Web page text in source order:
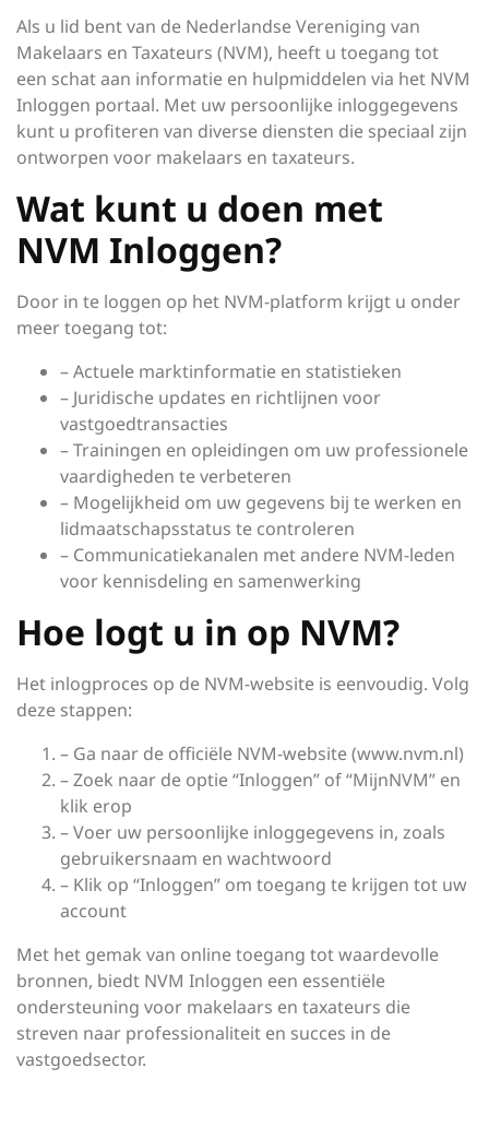
Als u lid bent van de Nederlandse Vereniging van
Makelaars en Taxateurs (NVM), heeft u toegang tot
een schat aan informatie en hulpmiddelen via het NVM
Inloggen portaal. Met uw persoonlijke inloggegevens
kunt u profiteren van diverse diensten die speciaal zijn
ontworpen voor makelaars en taxateurs.
Wat kunt u doen met
NVM Inloggen?
Door in te loggen op het NVM-platform krijgt u onder
meer toegang tot:
– Actuele marktinformatie en statistieken
– Juridische updates en richtlijnen voor
vastgoedtransacties
– Trainingen en opleidingen om uw professionele
vaardigheden te verbeteren
– Mogelijkheid om uw gegevens bij te werken en
lidmaatschapsstatus te controleren
– Communicatiekanalen met andere NVM-leden
voor kennisdeling en samenwerking
Hoe logt u in op NVM?
Het inlogproces op de NVM-website is eenvoudig. Volg
deze stappen:
– Ga naar de officiële NVM-website (www.nvm.nl)
– Zoek naar de optie “Inloggen” of “MijnNVM” en
klik erop
– Voer uw persoonlijke inloggegevens in, zoals
gebruikersnaam en wachtwoord
– Klik op “Inloggen” om toegang te krijgen tot uw
account
Met het gemak van online toegang tot waardevolle
bronnen, biedt NVM Inloggen een essentiële
ondersteuning voor makelaars en taxateurs die
streven naar professionaliteit en succes in de
vastgoedsector.